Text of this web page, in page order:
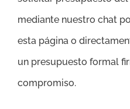
mediante nuestro chat
esta página o
un presupuesto formal
compromiso.